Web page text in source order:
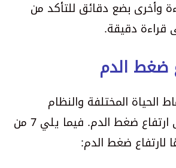
وأخرى بضع دقائق للتأكد من
دقيقة.
ضغط الدم
الحياة المختلفة والنظام
الغذائي المتبع إلى ارتفاع ضغط الدم. فيما يلي 7 من
لارتفاع ضغط الدم: